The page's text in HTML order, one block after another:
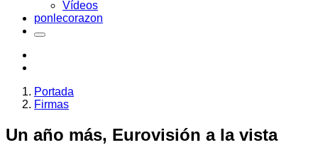
Vídeos
ponlecorazon
Portada
Firmas
Un año más, Eurovisión a la vista